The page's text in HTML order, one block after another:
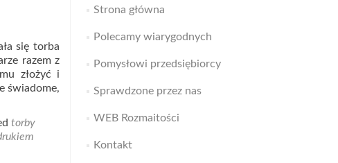
się torba
razem z
złożyć i
świadome,
torby
Strona główna
Polecamy wiarygodnych
Pomysłowi przedsiębiorcy
Sprawdzone przez nas
WEB Rozmaitości
Kontakt